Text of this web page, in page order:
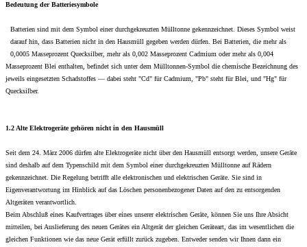
Bedeutung der Batteriesymbole
Batterien sind mit dem Symbol einer durchgekreuzten Mülltonne gekennzeichnet. Dieses Symbol weist
darauf hin, dass Batterien nicht in den Hausmüll gegeben werden dürfen. Bei Batterien, die mehr als
0,0005 Masseprozent Quecksilber, mehr als 0,002 Masseprozent Cadmium oder mehr als 0,004
Masseprozent Blei enthalten, befindet sich unter dem Mülltonnen-Symbol die chemische Bezeichnung des
jeweils eingesetzten Schadstoffes — dabei steht "Cd" für Cadmium, "Pb" steht für Blei, und "Hg" für
Quecksilber.
1.2 Alte Elektrogeräte gehören nicht in den Hausmüll
Seit dem 24. März 2006 dürfen alte Elektrogeräte nicht über den Hausmüll entsorgt werden, unsere Geräte
sind deshalb auf dem Typenschild mit dem Symbol einer durchgekreuzten Mülltonne auf Rädern
gekennzeichnet. Die Regelung betrifft alle elektronischen und elektrischen Geräte. Sie sind in
Eigenverantwortung im Hinblick auf das Löschen personenbezogener Daten auf den zu entsorgenden
Altgeräten verantwortlich.
Beim Abschluß eines Kaufvertrages über eines unserer elektrischen Geräte, können Sie uns Ihre Absicht
mitteilen, bei Auslieferung des neuen Gerätes ein Altgerät der gleichen Geräteart, das im wesentlichen die
gleichen Funktionen wie das neue Gerät erfüllt zurück zugeben. Entweder senden wir Ihnen dann ein